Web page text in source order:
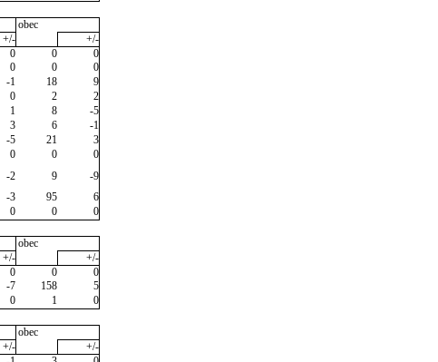
obec
+/-
+/-
0 0
0
0 0
0
-1 18
9
0 2
2
1 8
-5
3 6
-1
-5 21
3
0 0
0
-2 9
-9
-3 95
6
0 0
0
obec
+/-
+/-
0 0
0
-7 158
5
0 1
0
obec
+/-
+/-